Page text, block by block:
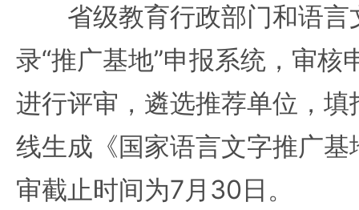
省级教育行政部门和语言
录“推广基地”申报系统，审核
进行评审，遴选推荐单位，
线生成《国家语言文字推广
审截止时间为7月30日。